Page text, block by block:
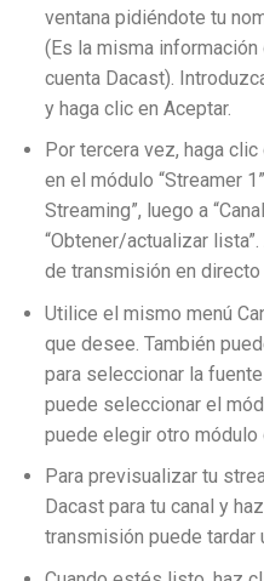
ventana pidiéndote tu
(Es la misma
cuenta Dacast).
y haga clic en Aceptar.
Por tercera vez, haga
en el módulo “Streamer
Streaming”, luego a
“Obtener/actualizar
de transmisión en
Utilice el mismo menú
que desee. También
para seleccionar la
puede seleccionar el
puede elegir otro módulo
Para previsualizar tu
Dacast para tu canal y
transmisión puede tardar